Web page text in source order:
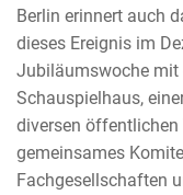
Berlin erinnert auch
dieses Ereignis im
Jubiläumswoche mit
Schauspielhaus,
diversen öffentlichen
gemeinsames
Fachgesellschaften